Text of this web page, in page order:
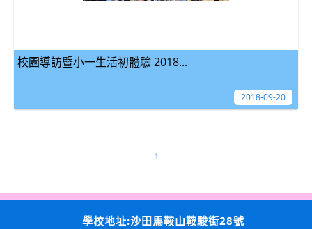
校園導訪暨小一生活初體驗 2018...
2018-09-20
1
學校地址:沙田馬鞍山鞍駿街28號